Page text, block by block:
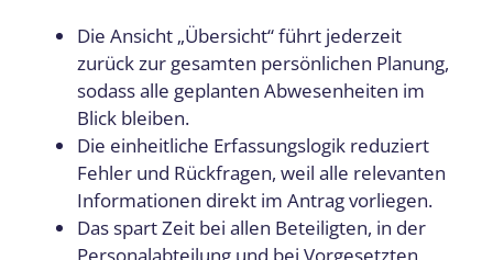
Die Ansicht „Übersicht“ führt jederzeit
zurück zur gesamten persönlichen Planung,
sodass alle geplanten Abwesenheiten im
Blick bleiben.
Die einheitliche Erfassungslogik reduziert
Fehler und Rückfragen, weil alle relevanten
Informationen direkt im Antrag vorliegen.
Das spart Zeit bei allen Beteiligten, in der
Personalabteilung und bei Vorgesetzten,